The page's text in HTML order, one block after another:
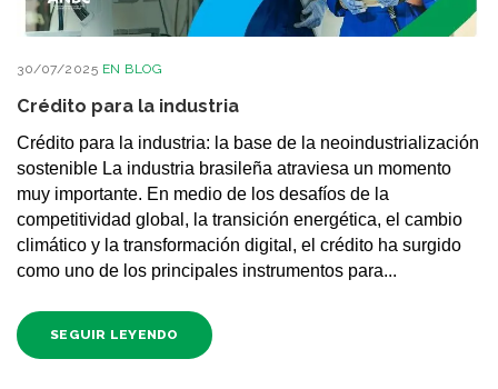
30/07/2025 EN BLOG
Crédito para la industria
Crédito para la industria: la base de la neoindustrialización
sostenible La industria brasileña atraviesa un momento
muy importante. En medio de los desafíos de la
competitividad global, la transición energética, el cambio
climático y la transformación digital, el crédito ha surgido
como uno de los principales instrumentos para...
SEGUIR LEYENDO